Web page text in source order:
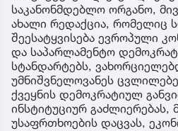
საკანონმდებლო ორგანო,
ახალი რედაქცია, რომელიც
შეესატყვისება ევროპული
და საპარლამენტო
სტანდარტებს,
უმნიშვნელოვანეს
ქვეყნის დემოკრატიულ
ინსტიტუციურ გაძლიერებას,
უსაფრთხოების დაცვას,